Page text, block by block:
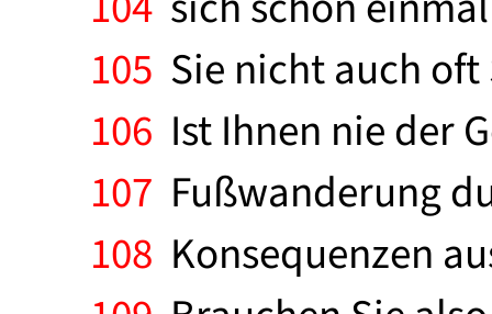
105 Sie nicht auch
106 Ist Ihnen nie der
107 Fußwanderung
108 Konsequenzen